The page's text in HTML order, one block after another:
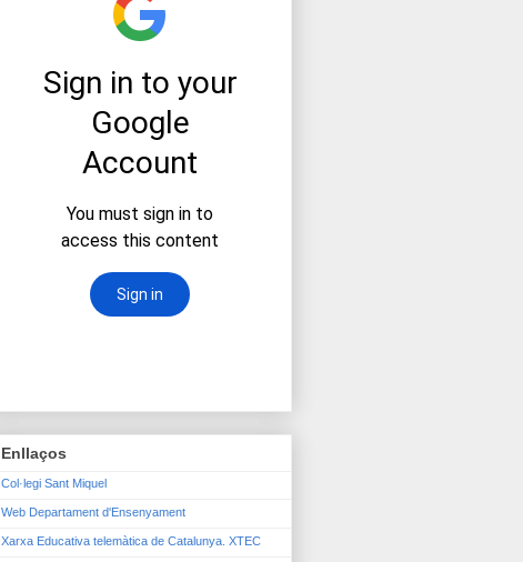
Enllaços
Col·legi Sant Miquel
Web Departament d'Ensenyament
Xarxa Educativa telemàtica de Catalunya. XTEC